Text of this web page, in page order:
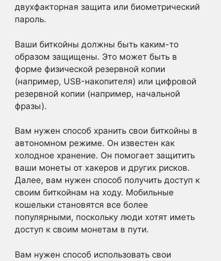
двухфакторная защита или биометрический
пароль.
Ваши биткойны должны быть каким-то
образом защищены. Это может быть в
форме физической резервной копии
(например, USB-накопителя) или цифровой
резервной копии (например, начальной
фразы).
Вам нужен способ хранить свои биткойны в
автономном режиме. Он известен как
холодное хранение. Он помогает защитить
ваши монеты от хакеров и других рисков.
Далее, вам нужен способ получить доступ к
своим биткойнам на ходу. Мобильные
кошельки становятся все более
популярными, поскольку люди хотят иметь
доступ к своим монетам в пути.
Вам нужен способ использовать свои